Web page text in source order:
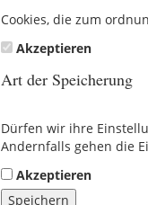
Cookies, die zum
Akzeptieren
Art der Speicherung
Dürfen wir ihre
Andernfalls gehen die
Akzeptieren
Speichern